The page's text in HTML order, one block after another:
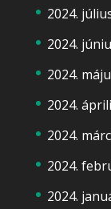
2024.
2024.
2024.
2024.
2024.
2024.
2024.